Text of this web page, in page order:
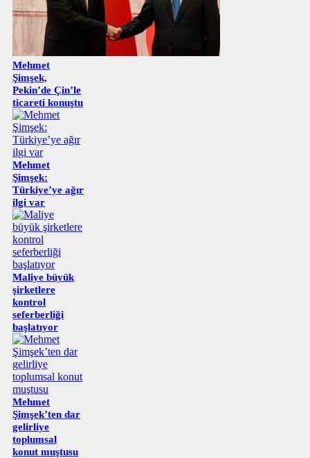
Mehmet
Şimşek,
Pekin’de Çin’le
ticareti konuştu
Mehmet
Şimşek:
Türkiye’ye ağır
ilgi var
Maliye büyük
şirketlere
kontrol
seferberliği
başlatıyor
Mehmet
Şimşek’ten dar
gelirliye
toplumsal
konut muştusu